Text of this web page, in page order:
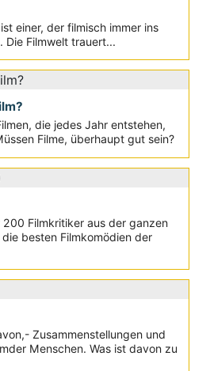
einer, der filmisch immer ins
Die Filmwelt trauert...
die jedes Jahr entstehen,
Filme, überhaupt gut sein?
200 Filmkritiker aus der ganzen
besten Filmkomödien der
Zusammenstellungen und
Menschen. Was ist davon zu